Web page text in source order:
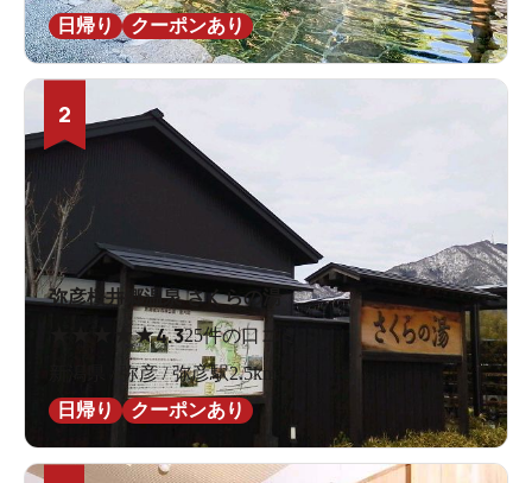
日帰り
クーポンあり
2
弥彦桜井郷温泉 さくらの湯
★★4.325件の口コミ
新潟県 / 弥彦 / 弥彦駅2.5km
日帰り
クーポンあり